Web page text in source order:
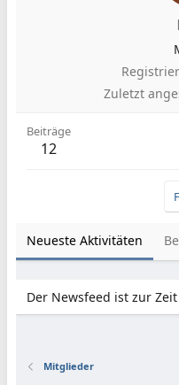
Zuletzt
Beiträge
12
Neueste Aktivitäten
Der Newsfeed ist zur Zeit
Mitglieder